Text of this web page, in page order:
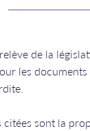
relève de la
les
citées sont la